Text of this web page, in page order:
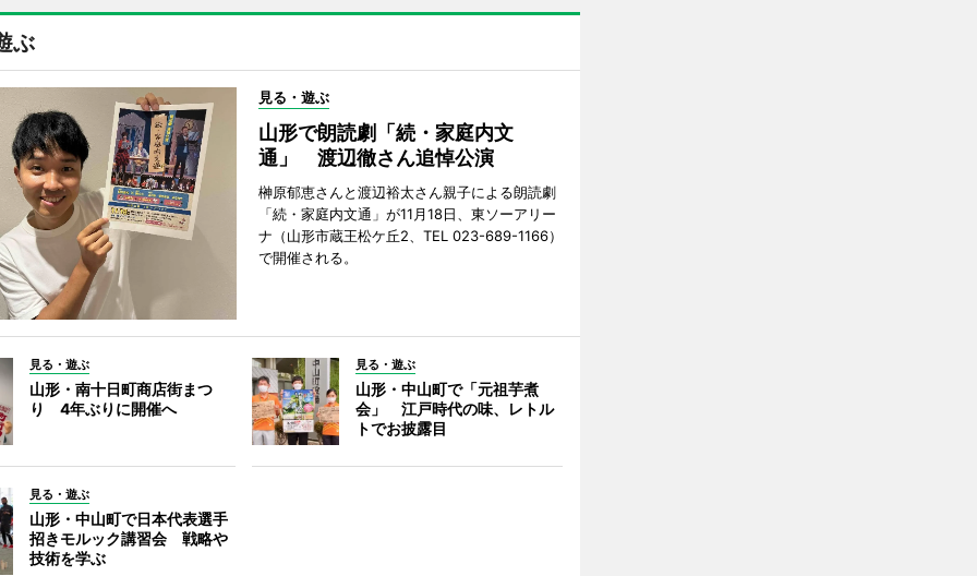
ぶ
見る・遊ぶ
山形で朗読劇「続・家庭内文
通」 渡辺徹さん追悼公演
榊原郁恵さんと渡辺裕太さん親子による朗読劇
「続・家庭内文通」が11月18日、東ソーアリー
ナ（山形市蔵王松ケ丘2、TEL 023-689-1166）
で開催される。
見る・遊ぶ
山形・南十日町商店街まつ
り 4年ぶりに開催へ
見る・遊ぶ
山形・中山町で「元祖芋煮
会」 江戸時代の味、レトル
トでお披露目
見る・遊ぶ
山形・中山町で日本代表選手
招きモルック講習会 戦略や
技術を学ぶ